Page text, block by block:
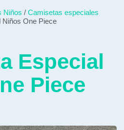
Niños / Camisetas especiales
One Piece
Especial
Piece